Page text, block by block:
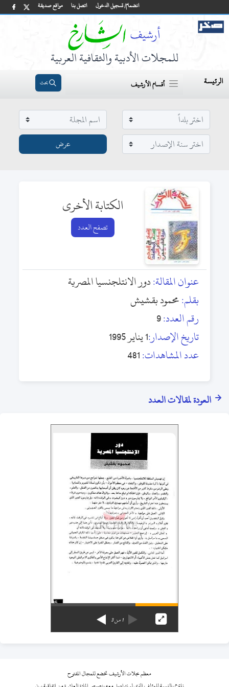
مواقع صديقة اتصل بنا انضمام/ تسجيل الدخول
للمجلات الأدبية والثقافية العربية
الرئيسة أقسام الأرشيف بحث
الكتابة الأخرى
تصفح العدد
عنوان المقالة:دور الانتلجنسيا المصرية
بقلم:محمود بقشيش
رقم العدد:9
تاريخ الإصدار:1 يناير 1995
عدد المشاهدات:481
العودة لمقالات العدد
1من3
معظم مجلات الأرشيف تخضع للمجال المفتوح